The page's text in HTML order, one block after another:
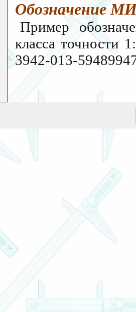
Обозначение
Пример
класса точности
3942-013-